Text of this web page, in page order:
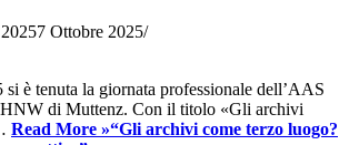
7 Ottobre 2025
si è tenuta la giornata professionale dell’AAS
di Muttenz. Con il titolo «Gli archivi
Read More »“Gli archivi come terzo luogo?